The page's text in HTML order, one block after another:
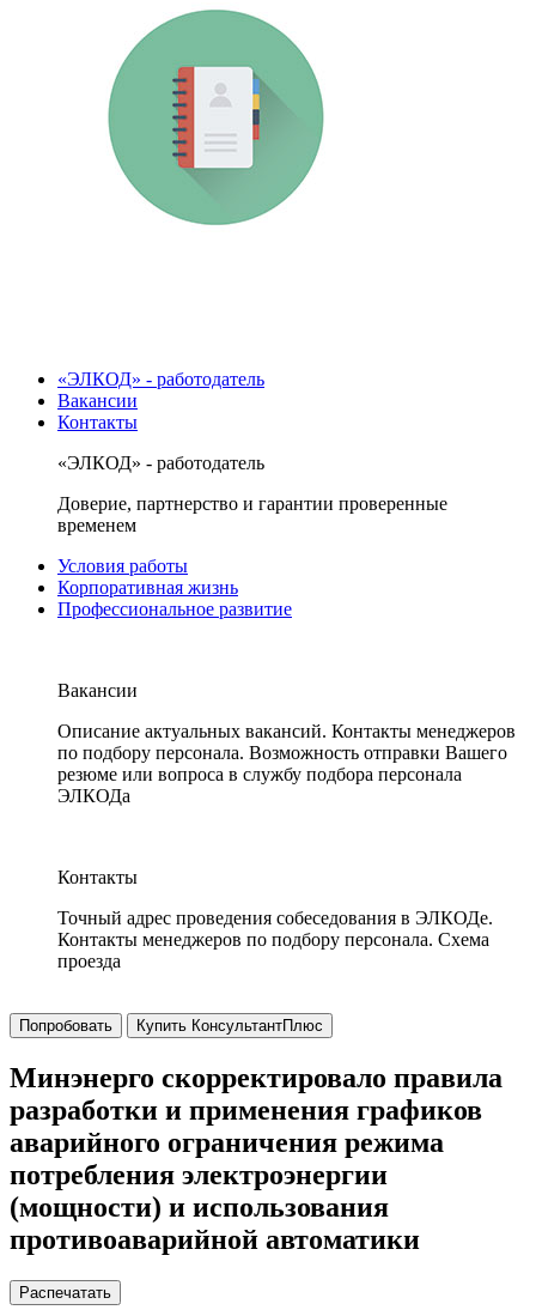
«ЭЛКОД» - работодатель
Вакансии
Контакты
«ЭЛКОД» - работодатель
Доверие, партнерство и гарантии проверенные
временем
Условия работы
Корпоративная жизнь
Профессиональное развитие
Вакансии
Описание актуальных вакансий. Контакты менеджеров
по подбору персонала. Возможность отправки Вашего
резюме или вопроса в службу подбора персонала
ЭЛКОДа
Контакты
Точный адрес проведения собеседования в ЭЛКОДе.
Контакты менеджеров по подбору персонала. Схема
проезда
Попробовать Купить КонсультантПлюс
Минэнерго скорректировало правила
разработки и применения графиков
аварийного ограничения режима
потребления электроэнергии
(мощности) и использования
противоаварийной автоматики
Распечатать